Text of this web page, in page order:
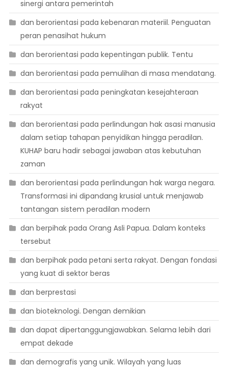
sinergi antara pemerintah
dan berorientasi pada kebenaran materiil. Penguatan
peran penasihat hukum
dan berorientasi pada kepentingan publik. Tentu
dan berorientasi pada pemulihan di masa mendatang.
dan berorientasi pada peningkatan kesejahteraan
rakyat
dan berorientasi pada perlindungan hak asasi manusia
dalam setiap tahapan penyidikan hingga peradilan.
KUHAP baru hadir sebagai jawaban atas kebutuhan
zaman
dan berorientasi pada perlindungan hak warga negara.
Transformasi ini dipandang krusial untuk menjawab
tantangan sistem peradilan modern
dan berpihak pada Orang Asli Papua. Dalam konteks
tersebut
dan berpihak pada petani serta rakyat. Dengan fondasi
yang kuat di sektor beras
dan berprestasi
dan bioteknologi. Dengan demikian
dan dapat dipertanggungjawabkan. Selama lebih dari
empat dekade
dan demografis yang unik. Wilayah yang luas